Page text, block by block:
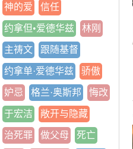
神的爱 信任
约拿但•爱德华兹 林刚
主祷文 跟随基督
约拿单·爱德华兹 骄傲
妒忌 格兰·奥斯邦 悔改
于宏洁 敞开与隐藏
治死罪 做父母 死亡